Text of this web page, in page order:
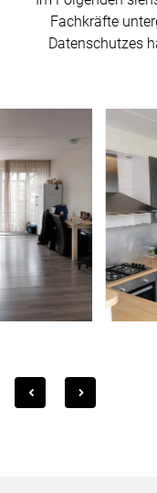
Fachkräfte
Datenschutzes